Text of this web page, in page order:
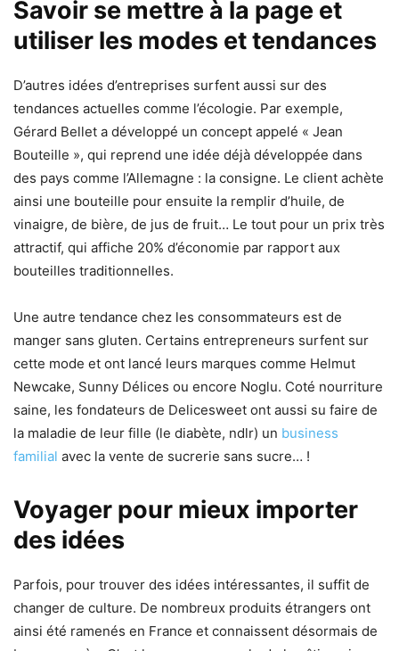
Savoir se mettre à la page et
utiliser les modes et tendances
D’autres idées d’entreprises surfent aussi sur des
tendances actuelles comme l’écologie. Par exemple,
Gérard Bellet a développé un concept appelé « Jean
Bouteille », qui reprend une idée déjà développée dans
des pays comme l’Allemagne : la consigne. Le client achète
ainsi une bouteille pour ensuite la remplir d’huile, de
vinaigre, de bière, de jus de fruit… Le tout pour un prix très
attractif, qui affiche 20% d’économie par rapport aux
bouteilles traditionnelles.
Une autre tendance chez les consommateurs est de
manger sans gluten. Certains entrepreneurs surfent sur
cette mode et ont lancé leurs marques comme Helmut
Newcake, Sunny Délices ou encore Noglu. Coté nourriture
saine, les fondateurs de Delicesweet ont aussi su faire de
la maladie de leur fille (le diabète, ndlr) un business
familial avec la vente de sucrerie sans sucre… !
Voyager pour mieux importer
des idées
Parfois, pour trouver des idées intéressantes, il suffit de
changer de culture. De nombreux produits étrangers ont
ainsi été ramenés en France et connaissent désormais de